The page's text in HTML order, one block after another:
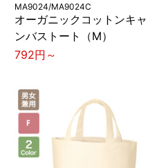
MA9024/MA9024C
オーガニックコットンキャ
ンバストート（M）
792円～